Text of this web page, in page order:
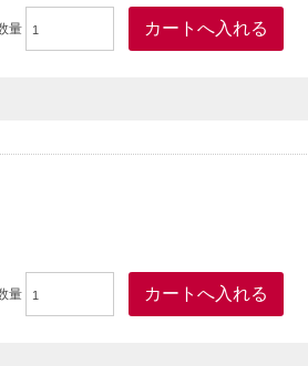
されています。
加工）
の高い商品となっています。
られます。
量
量